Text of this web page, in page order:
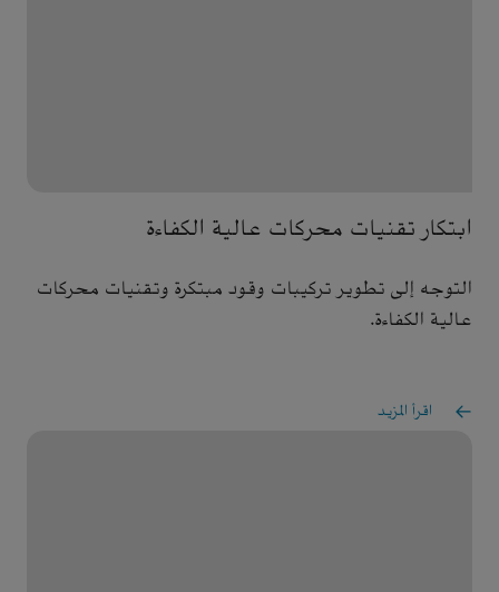
ابتكار تقنيات محركات عالية الكفاءة
التوجه إلى تطوير تركيبات وقود مبتكرة وتقنيات محركات
عالية الكفاءة.
اقرأ المزيد